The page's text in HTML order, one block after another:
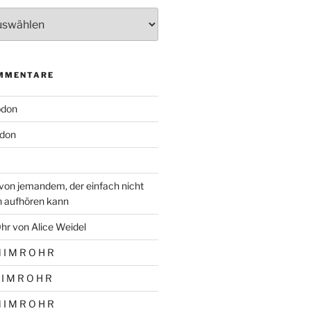
jemandem, der einfach nicht
aufhören kann
von Alice Weidel
I M R O H R
M R O H R
I M R O H R